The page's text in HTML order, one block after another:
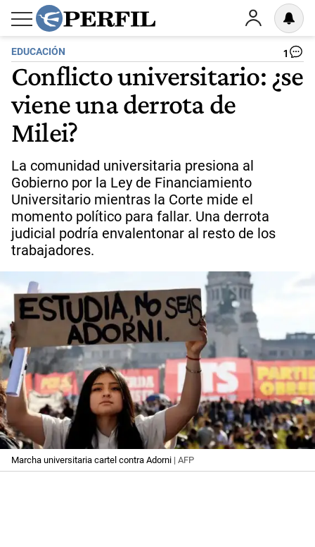
EDUCACIÓN 1
Conflicto universitario: ¿se
viene una derrota de
Milei?
La comunidad universitaria presiona al
Gobierno por la Ley de Financiamiento
Universitario mientras la Corte mide el
momento político para fallar. Una derrota
judicial podría envalentonar al resto de los
trabajadores.
Marcha universitaria cartel contra Adorni | AFP